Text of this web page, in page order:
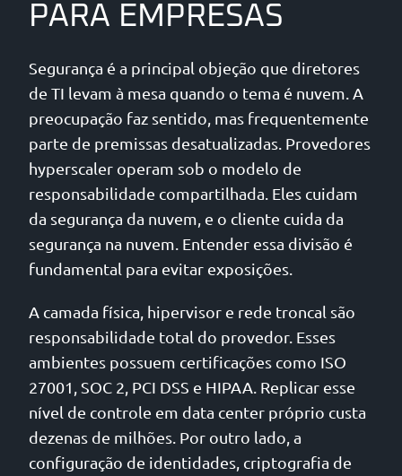
PARA EMPRESAS
Segurança é a principal objeção que diretores
de TI levam à mesa quando o tema é nuvem. A
preocupação faz sentido, mas frequentemente
parte de premissas desatualizadas. Provedores
hyperscaler operam sob o modelo de
responsabilidade compartilhada. Eles cuidam
da segurança da nuvem, e o cliente cuida da
segurança na nuvem. Entender essa divisão é
fundamental para evitar exposições.
A camada física, hipervisor e rede troncal são
responsabilidade total do provedor. Esses
ambientes possuem certificações como ISO
27001, SOC 2, PCI DSS e HIPAA. Replicar esse
nível de controle em data center próprio custa
dezenas de milhões. Por outro lado, a
configuração de identidades, criptografia de